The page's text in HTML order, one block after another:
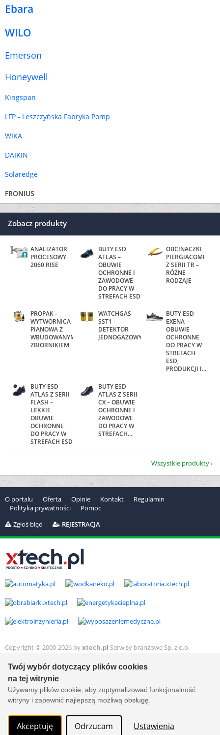
Twój wybór dotyczący plików cookies
na tej witrynie
Używamy plików cookie, aby zoptymalizować funkcjonalność
witryny i zapewnić najlepszą możliwą obsługę.
Akceptuję Odrzucam Ustawienia
Ebara
WILO
Emerson
Honeywell
Kingspan
LFP - Leszczyńska Fabryka Pomp
WIKA
DAIKIN
Solaredge
FRONIUS
Zobacz produkty
ANALIZATOR
PROCESOWY
2060 RISE
BUTY ESD
ATLAS –
OBUWIE
OCHRONNE I
ZAWODOWE
DO PRACY W
STREFACH ESD
OBCINACZKI
PIERGIACOMI
Z SERII TR –
RÓŻNE
RODZAJE
PROPAK -
WYTWORNICA
PIANOWA Z
WBUDOWANYM
ZBIORNIKIEM
WATCHGAS
SST1 -
DETEKTOR
JEDNOGAZOWY
BUTY ESD
EXENA –
OBUWIE
OCHRONNE
DO PRACY W
STREFACH
ESD,
PRODUKCJI I...
BUTY ESD
ATLAS Z SERII
FLASH –
LEKKIE
OBUWIE
OCHRONNE
DO PRACY W
STREFACH ESD
BUTY ESD
ATLAS Z SERII
CX – OBUWIE
OCHRONNE I
ZAWODOWE
DO PRACY W
STREFACH...
Wszystkie produkty
O portalu Oferta Opinie Kontakt
Regulamin
Polityka prywatności
Pomoc
Zgłoś błąd
REJESTRACJA
Copyright © 2000-2026 byxtech.pl Serwisy branżowe Sp. z o.o.
Created by:it.xtech.pl - Software House dla MŚP